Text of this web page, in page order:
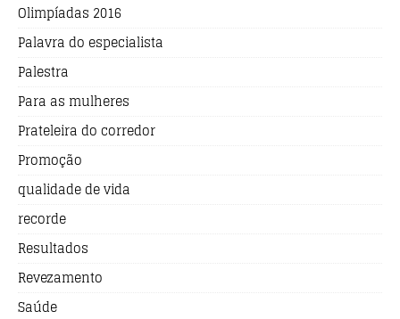
Olimpíadas 2016
Palavra do especialista
Palestra
Para as mulheres
Prateleira do corredor
Promoção
qualidade de vida
recorde
Resultados
Revezamento
Saúde